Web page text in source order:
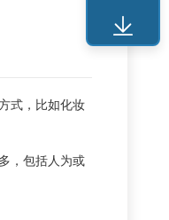
式，比如化妆
，包括人为或